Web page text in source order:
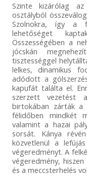
Szinte kizárólag
osztályból
Szolnokra, így a
lehetőséget
Összességében a
jócskán
tisztességgel
lelkes, dinamikus
adódott a
kapufát találta el.
szerzett vezetést
birtokában zárták a
félidőben mindkét
valamint a hazai
sorsát. Kánya
közvetlenül a
végeredményt. A
végeredmény,
és a meccsterhelés